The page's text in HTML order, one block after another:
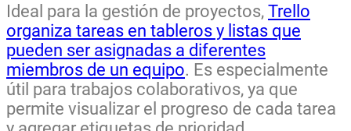
Ideal para la gestión de proyectos, Trello
organiza tareas en tableros y listas que
pueden ser asignadas a diferentes
miembros de un equipo. Es especialmente
útil para trabajos colaborativos, ya que
permite visualizar el progreso de cada tarea